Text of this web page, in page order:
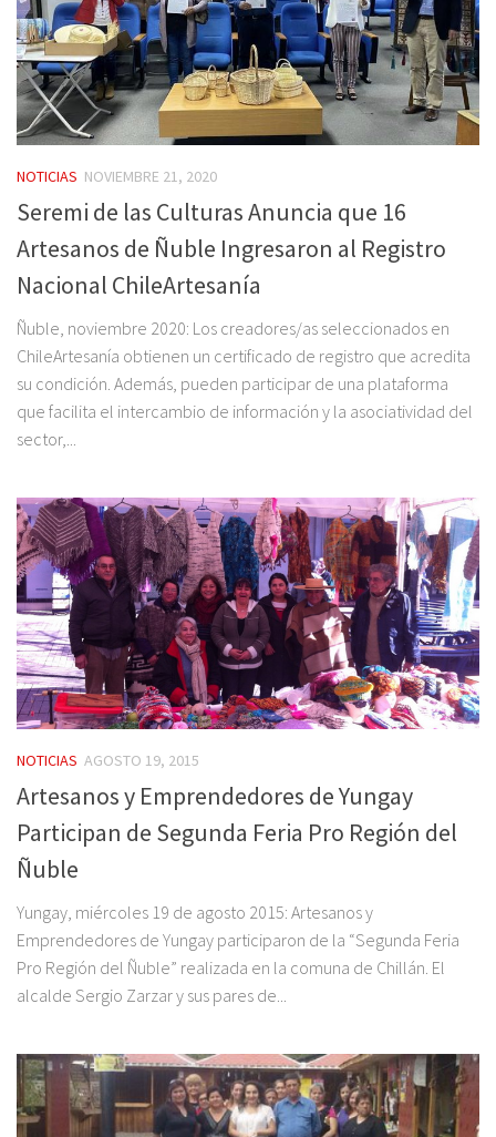
NOTICIAS NOVIEMBRE 21, 2020
Seremi de las Culturas Anuncia que 16
Artesanos de Ñuble Ingresaron al Registro
Nacional ChileArtesanía
Ñuble, noviembre 2020: Los creadores/as seleccionados en
ChileArtesanía obtienen un certificado de registro que acredita
su condición. Además, pueden participar de una plataforma
que facilita el intercambio de información y la asociatividad del
sector,...
NOTICIAS AGOSTO 19, 2015
Artesanos y Emprendedores de Yungay
Participan de Segunda Feria Pro Región del
Ñuble
Yungay, miércoles 19 de agosto 2015: Artesanos y
Emprendedores de Yungay participaron de la “Segunda Feria
Pro Región del Ñuble” realizada en la comuna de Chillán. El
alcalde Sergio Zarzar y sus pares de...